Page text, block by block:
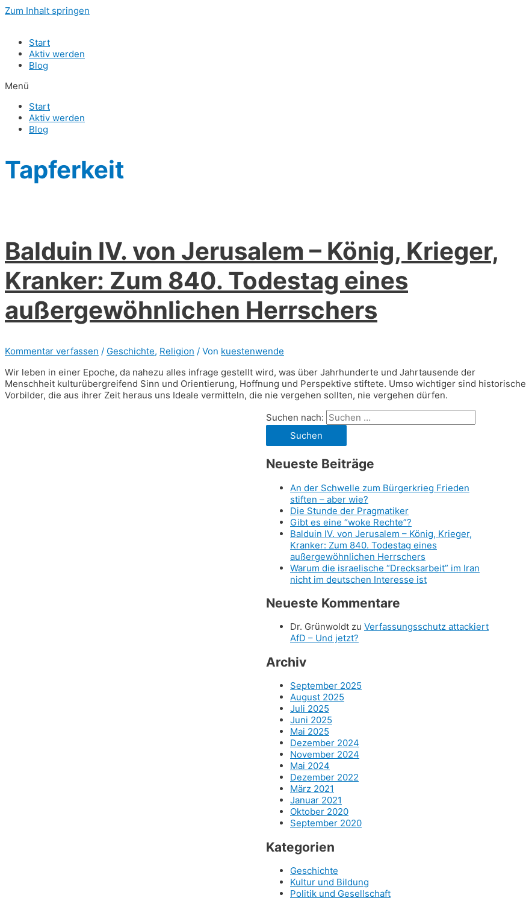
Zum Inhalt springen
Start
Aktiv werden
Blog
Menü
Start
Aktiv werden
Blog
Tapferkeit
Balduin IV. von Jerusalem – König, Krieger,
Kranker: Zum 840. Todestag eines
außergewöhnlichen Herrschers
Kommentar verfassen / Geschichte, Religion / Von kuestenwende
Wir leben in einer Epoche, da nahezu alles infrage gestellt wird, was über Jahrhunderte und Jahrtausende der
Menschheit kulturübergreifend Sinn und Orientierung, Hoffnung und Perspektive stiftete. Umso wichtiger sind historische
Vorbilder, die aus ihrer Zeit heraus uns Ideale vermitteln, die nie vergehen sollten, nie vergehen dürfen.
Suchen nach:
Neueste Beiträge
An der Schwelle zum Bürgerkrieg Frieden
stiften – aber wie?
Die Stunde der Pragmatiker
Gibt es eine “woke Rechte”?
Balduin IV. von Jerusalem – König, Krieger,
Kranker: Zum 840. Todestag eines
außergewöhnlichen Herrschers
Warum die israelische “Drecksarbeit” im Iran
nicht im deutschen Interesse ist
Neueste Kommentare
Dr. Grünwoldt zu Verfassungsschutz attackiert
AfD – Und jetzt?
Archiv
September 2025
August 2025
Juli 2025
Juni 2025
Mai 2025
Dezember 2024
November 2024
Mai 2024
Dezember 2022
März 2021
Januar 2021
Oktober 2020
September 2020
Kategorien
Geschichte
Kultur und Bildung
Politik und Gesellschaft